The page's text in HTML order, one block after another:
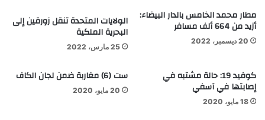
مطار محمد الخامس بالدار البيضاء:
أزيد من 664 ألف مسافر
20 ديسمبر، 2022
الولايات المتحدة تنقل زورقين إلى
البحرية الملكية
25 مارس، 2022
كوفيد 19: حالة مشتبه في
إصابتها في آسفي
18 مايو، 2020
ست (6) مغاربة ضمن لجان الكاف
20 مايو، 2020